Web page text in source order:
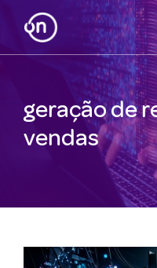
geração de
vendas